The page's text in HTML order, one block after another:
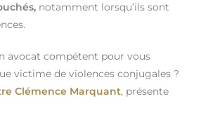
notamment lorsqu’ils sont
avocat compétent pour vous
victime de violences conjugales ?
Clémence Marquant, présente